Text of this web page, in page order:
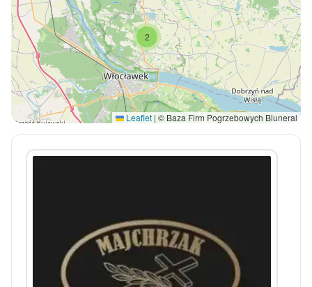
2
Leaflet | © Baza Firm Pogrzebowych Bluneral